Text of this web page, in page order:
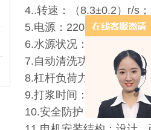
4..转速：（8.3±0.2）r/s
5.电源：220V/
6.水源状况：间隙、连续
7.自动清洗功能：有 带有
8.杠杆负荷力：54±1N (
9.打浆时间：1-999min (
10.安全防护：有，电器